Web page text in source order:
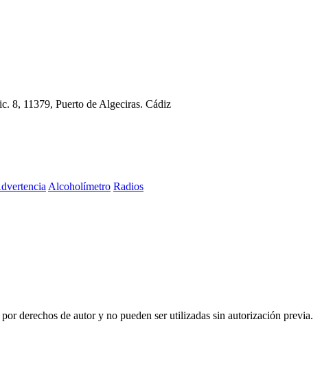
8, 11379, Puerto de Algeciras. Cádiz
Alcoholímetro Radios
derechos de autor y no pueden ser utilizadas sin autorización previa.